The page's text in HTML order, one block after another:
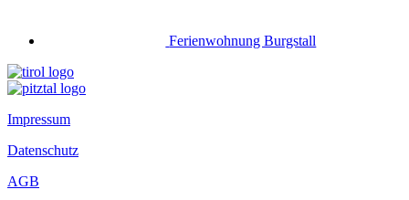
Ferienwohnung Burgstall
Impressum
Datenschutz
AGB